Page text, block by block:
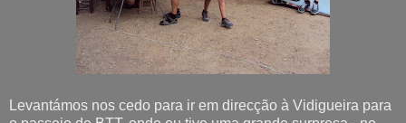
Levantámos nos cedo para ir em direcção à Vidigueira para